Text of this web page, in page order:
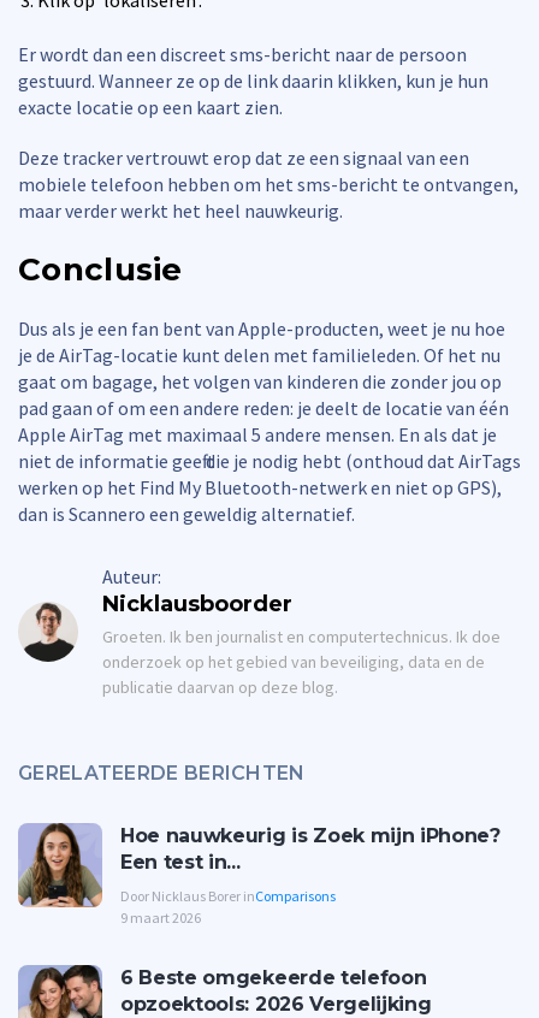
Er wordt dan een discreet sms-bericht naar de persoon
gestuurd. Wanneer ze op de link daarin klikken, kun je hun
exacte locatie op een kaart zien.
Deze tracker vertrouwt erop dat ze een signaal van een
mobiele telefoon hebben om het sms-bericht te ontvangen,
maar verder werkt het heel nauwkeurig.
Conclusie
Dus als je een fan bent van Apple-producten, weet je nu hoe
je de AirTag-locatie kunt delen met familieleden. Of het nu
gaat om bagage, het volgen van kinderen die zonder jou op
pad gaan of om een andere reden: je deelt de locatie van één
Apple AirTag met maximaal 5 andere mensen. En als dat je
niet de informatie geeft die je nodig hebt (onthoud dat AirTags
werken op het Find My Bluetooth-netwerk en niet op GPS),
dan is Scannero een geweldig alternatief.
Auteur:
Nicklausboorder
Groeten. Ik ben journalist en computertechnicus. Ik doe
onderzoek op het gebied van beveiliging, data en de
publicatie daarvan op deze blog.
GERELATEERDE BERICHTEN
Hoe nauwkeurig is Zoek mijn iPhone?
Een test in...
Door Nicklaus Borer inComparisons
9 maart 2026
6 Beste omgekeerde telefoon
opzoektools: 2026 Vergelijking